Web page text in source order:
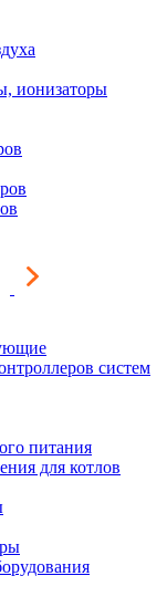
ионизаторы
систем
питания
для котлов